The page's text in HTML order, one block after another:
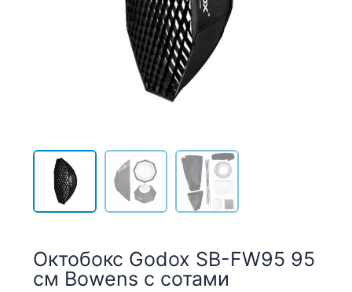
Октобокс Godox SB-FW95 95
см Bowens с сотами